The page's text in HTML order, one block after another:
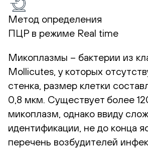
Метод определения
ПЦР в режиме Real time
Микоплазмы – бактерии из
Mollicutes, у которых
стенка, размер клетки
0,8 мкм. Существует более
микоплазм, однако ввиду
идентификации, не до конца
перечень возбудителей